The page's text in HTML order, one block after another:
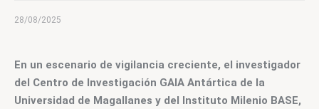
28/08/2025
En un escenario de vigilancia creciente, el investigador
del Centro de Investigación GAIA Antártica de la
Universidad de Magallanes y del Instituto Milenio BASE,